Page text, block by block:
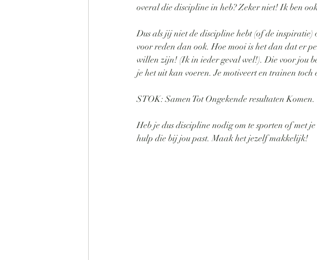
overal die discipline in heb? Zeker niet! Ik ben
Dus als jij niet de discipline hebt (of de
voor reden dan ook. Hoe mooi is het dan dat er
willen zijn! (Ik in ieder geval wel!). Die voor jou
je het uit kan voeren. Je motiveert en trainen toch
STOK: Samen Tot Ongekende resultaten Komen.
Heb je dus discipline nodig om te sporten of met
hulp die bij jou past. Maak het jezelf makkelijk!